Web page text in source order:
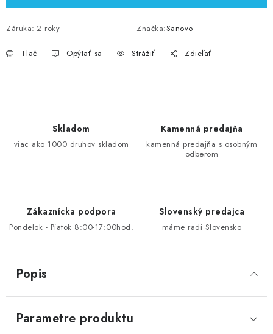
Záruka: 2 roky Značka:Sanovo
Tlač Opýtať sa Strážiť Zdieľať
Skladom
viac ako 1000 druhov skladom
Kamenná predajňa
kamenná predajňa s osobným
odberom
Zákaznícka podpora
Pondelok - Piatok 8:00-17:00hod.
Slovenský predajca
máme radi Slovensko
Popis
Parametre produktu